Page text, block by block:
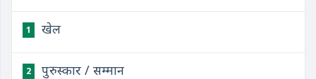
1 खेल
2 पुरुस्कार / सम्मान